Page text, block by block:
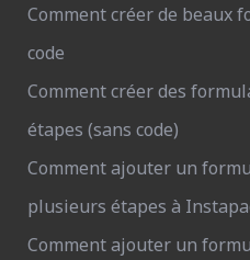
Comment créer de beaux
code
Comment créer des
étapes (sans code)
Comment ajouter un
plusieurs étapes à
Comment ajouter un